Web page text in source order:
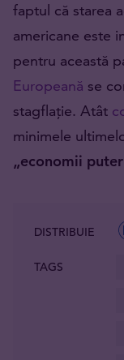
faptul că starea
americane este
pentru această
Europeană se
stagflație. Atât
minimele
„economii
DISTRIBUIE
TAGS